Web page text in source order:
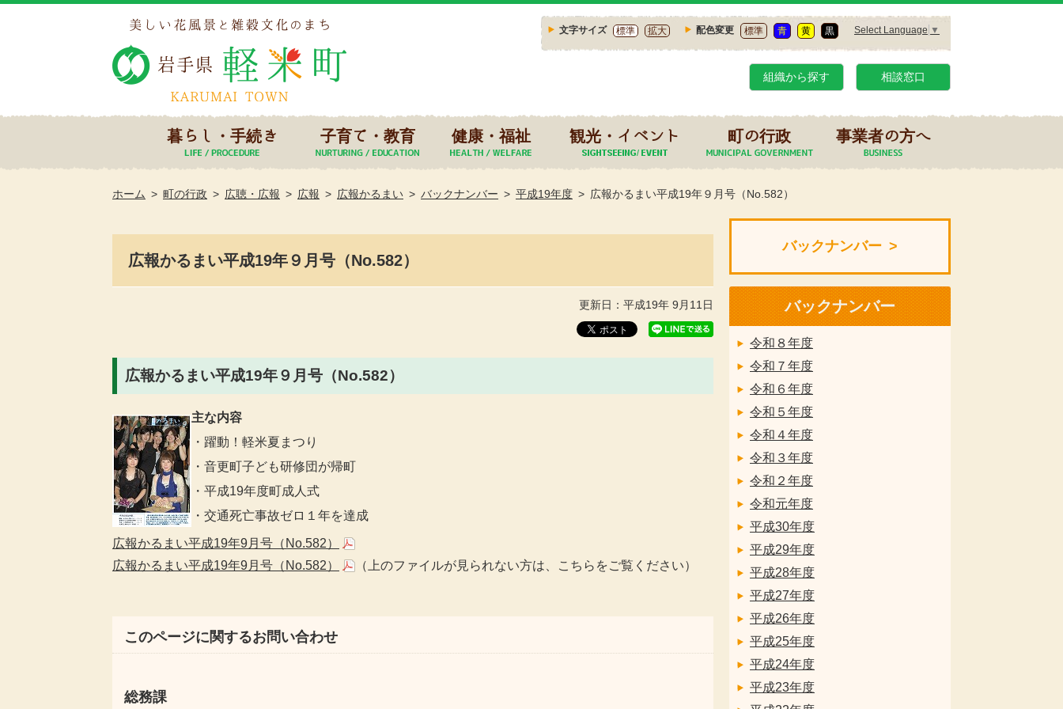
文字サイズ 標準 拡大 配色変更 標準 青 黄 黒 Select Language ▼
組織から探す 相談窓口
暮らし・手続き 子育て・教育 健康・福祉 観光・イベント 町の行政 事業者の方へ
ホーム 町の行政 広聴・広報 広報 広報かるまい バックナンバー 平成19年度 広報かるまい平成19年９月号（No.582）
広報かるまい平成19年９月号（No.582）
更新日：平成19年 9月11日
広報かるまい平成19年９月号（No.582）
主な内容
・躍動！軽米夏まつり
・音更町子ども研修団が帰町
・平成19年度町成人式
・交通死亡事故ゼロ１年を達成
広報かるまい平成19年9月号（No.582）
広報かるまい平成19年9月号（No.582）
（上のファイルが見られない方は、こちらをご覧ください）
このページに関するお問い合わせ
総務課
バックナンバー
バックナンバー
令和８年度
令和７年度
令和６年度
令和５年度
令和４年度
令和３年度
令和２年度
令和元年度
平成30年度
平成29年度
平成28年度
平成27年度
平成26年度
平成25年度
平成24年度
平成23年度